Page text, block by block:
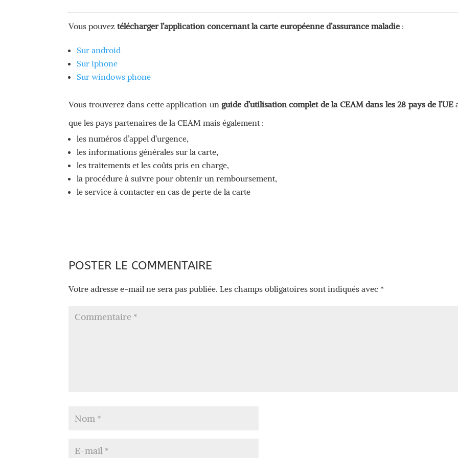
Vous pouveztélécharger l’application concernant la carte européenne d’assurance maladie :
Sur android
Sur iphone
Sur windows phone
Vous trouverez dans cette application unguide d’utilisation complet de la CEAM dans les 28 pays de l’UE
que les pays partenaires de la CEAM mais également :
les numéros d’appel d’urgence,
les informations générales sur la carte,
les traitements et les coûts pris en charge,
la procédure à suivre pour obtenir un remboursement,
le service à contacter en cas de perte de la carte
POSTER LE COMMENTAIRE
Votre adresse e-mail ne sera pas publiée. Les champs obligatoires sont indiqués avec *